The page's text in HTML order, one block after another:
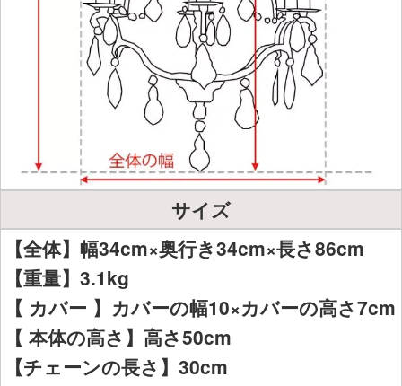
サイズ
【全体】幅34cm×奥行き34cm×長さ86cm
【重量】3.1kg
【 カバー 】カバーの幅10×カバーの高さ7cm
【 本体の高さ】高さ50cm
【チェーンの長さ】30cm